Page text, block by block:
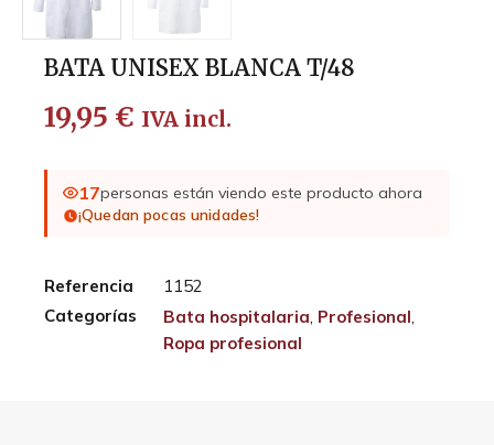
BATA UNISEX BLANCA T/48
19,95 € IVA incl.
17personas están viendo este producto ahora
¡Quedan pocas unidades!
Referencia
1152
Categorías
Bata hospitalaria, Profesional,
Ropa profesional